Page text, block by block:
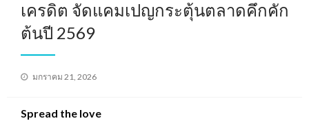
เครดิต จัดแคมเปญกระตุ้นตลาดคึกคัก
ต้นปี 2569
Posted
มกราคม 21, 2026
Spread the love